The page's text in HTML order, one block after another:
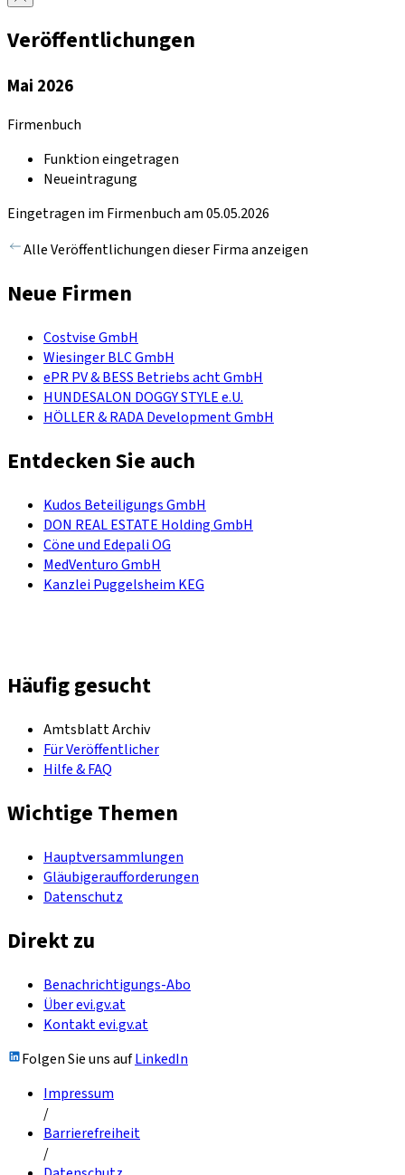
Veröffentlichungen
Mai 2026
Firmenbuch
Funktion eingetragen
Neueintragung
Eingetragen im Firmenbuch am 05.05.2026
Alle Veröffentlichungen dieser Firma anzeigen
Neue Firmen
Costvise GmbH
Wiesinger BLC GmbH
ePR PV & BESS Betriebs acht GmbH
HUNDESALON DOGGY STYLE e.U.
HÖLLER & RADA Development GmbH
Entdecken Sie auch
Kudos Beteiligungs GmbH
DON REAL ESTATE Holding GmbH
Cöne und Edepali OG
MedVenturo GmbH
Kanzlei Puggelsheim KEG
Häufig gesucht
Amtsblatt Archiv
Für Veröffentlicher
Hilfe & FAQ
Wichtige Themen
Hauptversammlungen
Gläubigeraufforderungen
Datenschutz
Direkt zu
Benachrichtigungs-Abo
Über evi.gv.at
Kontakt evi.gv.at
Folgen Sie uns aufLinkedIn
Impressum
/
Barrierefreiheit
/